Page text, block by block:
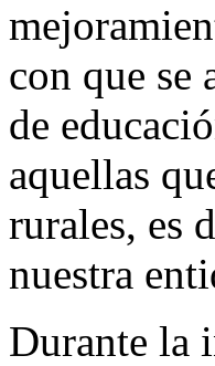
con que se
de
aquellas
rurales, es
nuestra
Durante la